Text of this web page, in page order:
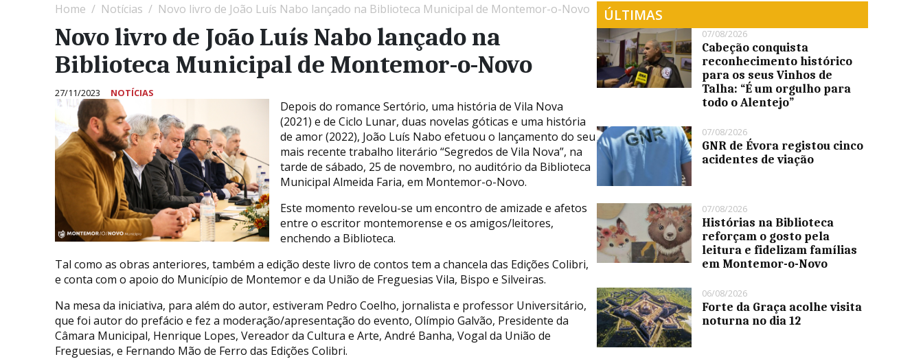
Home Notícias Novo livro de João Luís Nabo lançado na Biblioteca Municipal de Montemor-o-Novo
Novo livro de João Luís Nabo lançado na
Biblioteca Municipal de Montemor-o-Novo
27/11/2023 NOTÍCIAS
Depois do romance Sertório, uma história de Vila Nova
(2021) e de Ciclo Lunar, duas novelas góticas e uma história
de amor (2022), João Luís Nabo efetuou o lançamento do seu
mais recente trabalho literário “Segredos de Vila Nova”, na
tarde de sábado, 25 de novembro, no auditório da Biblioteca
Municipal Almeida Faria, em Montemor-o-Novo.
Este momento revelou-se um encontro de amizade e afetos
entre o escritor montemorense e os amigos/leitores,
enchendo a Biblioteca.
Tal como as obras anteriores, também a edição deste livro de contos tem a chancela das Edições Colibri,
e conta com o apoio do Município de Montemor e da União de Freguesias Vila, Bispo e Silveiras.
Na mesa da iniciativa, para além do autor, estiveram Pedro Coelho, jornalista e professor Universitário,
que foi autor do prefácio e fez a moderação/apresentação do evento, Olímpio Galvão, Presidente da
Câmara Municipal, Henrique Lopes, Vereador da Cultura e Arte, André Banha, Vogal da União de
Freguesias, e Fernando Mão de Ferro das Edições Colibri.
ÚLTIMAS
07/08/2026
Cabeção conquista
reconhecimento histórico
para os seus Vinhos de
Talha: “É um orgulho para
todo o Alentejo”
07/08/2026
GNR de Évora registou cinco
acidentes de viação
07/08/2026
Histórias na Biblioteca
reforçam o gosto pela
leitura e fidelizam famílias
em Montemor-o-Novo
06/08/2026
Forte da Graça acolhe visita
noturna no dia 12